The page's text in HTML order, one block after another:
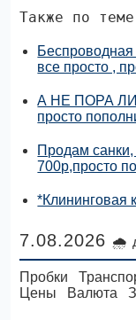
Также по
Беспроводная
все просто ,
А НЕ ПОРА
просто
Продам
700р,просто
*Клининговая
7.08.2026 🌧
Пробки
Цены
Валюта